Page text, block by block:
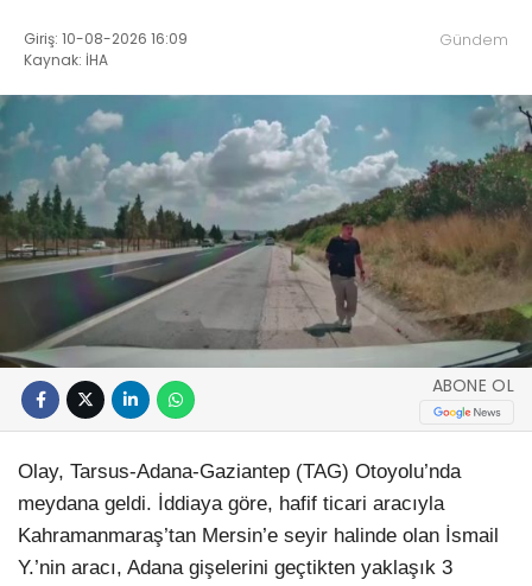
Giriş: 10-08-2026 16:09
Kaynak: İHA
Gündem
ABONE OL
Olay, Tarsus-Adana-Gaziantep (TAG) Otoyolu’nda
meydana geldi. İddiaya göre, hafif ticari aracıyla
Kahramanmaraş’tan Mersin’e seyir halinde olan İsmail
Y.’nin aracı, Adana gişelerini geçtikten yaklaşık 3